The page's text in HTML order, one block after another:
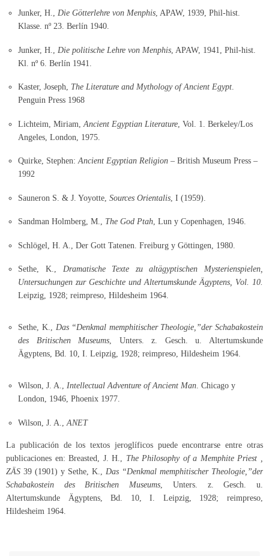
Junker, H.,Die Götterlehre von Menphis, APAW, 1939, Phil-hist.
Klasse. nº 23. Berlín 1940.
Junker, H., Die politische Lehre von Menphis , APAW, 1941, Phil-hist.
Kl. nº 6. Berlín 1941.
Kaster, Joseph, The Literature and Mythology of Ancient Egypt.
Penguin Press 1968
Lichteim, Miriam,Ancient Egyptian Literature , Vol. 1. Berkeley/Los
Angeles, London, 1975.
Quirke, Stephen:Ancient Egyptian Religion – British Museum Press –
1992
Sauneron S. & J. Yoyotte,Sources Orientalis , I (1959).
Sandman Holmberg, M., The God Ptah, Lun y Copenhagen, 1946.
Schlögel, H. A., Der Gott Tatenen. Freiburg y Göttingen, 1980.
Sethe, K., Dramatische Texte zu altägyptischen Mysterienspielen,
Untersuchungen zur Geschichte und Altertumskunde Ägyptens, Vol. 10.
Leipzig, 1928; reimpreso, Hildesheim 1964.
Sethe, K., Das “Denkmal memphitischer Theologie,”der Schabakostein
des Britischen Museums, Unters. z. Gesch. u. Altertumskunde
Ägyptens, Bd. 10, I. Leipzig, 1928; reimpreso, Hildesheim 1964.
Wilson, J. A.,Intellectual Adventure of Ancient Man. Chicago y
London, 1946, Phoenix 1977.
Wilson, J. A.,ANET
La publicación de los textos jeroglíficos puede encontrarse entre otras
publicaciones en: Breasted, J. H., The Philosophy of a Memphite Priest ,
ZÄS 39 (1901) y Sethe, K., Das “Denkmal memphitischer Theologie,”der
Schabakostein des Britischen Museums, Unters. z. Gesch. u.
Altertumskunde Ägyptens, Bd. 10, I. Leipzig, 1928; reimpreso,
Hildesheim 1964.